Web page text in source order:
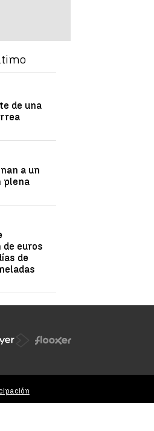
de una
a un
plena
euros
de